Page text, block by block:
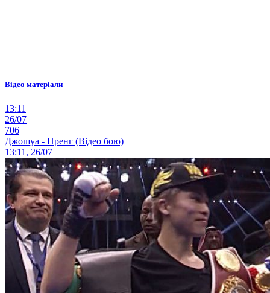
Відео матеріали
13:11
26/07
706
Джошуа - Пренг (Відео бою)
13:11, 26/07